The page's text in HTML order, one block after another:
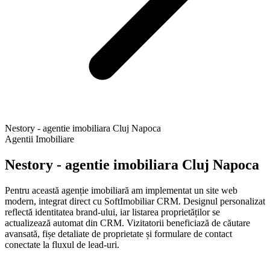
Nestory - agentie imobiliara Cluj Napoca
Agentii Imobiliare
Nestory - agentie imobiliara Cluj Napoca
Pentru această agenție imobiliară am implementat un site web
modern, integrat direct cu SoftImobiliar CRM. Designul personalizat
reflectă identitatea brand-ului, iar listarea proprietăților se
actualizează automat din CRM. Vizitatorii beneficiază de căutare
avansată, fișe detaliate de proprietate și formulare de contact
conectate la fluxul de lead-uri.